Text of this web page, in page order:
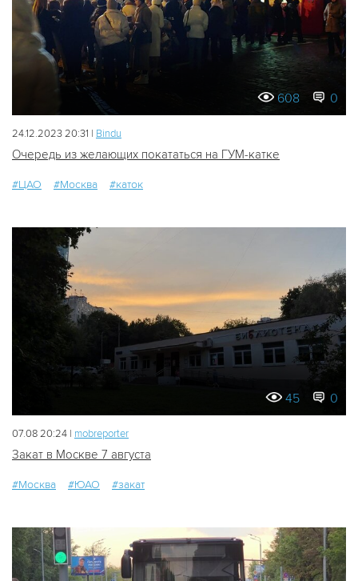
608 0
24.12.2023 20:31 | Bindu
Очередь из желающих покататься на ГУМ-катке
#ЦАО #Москва #каток
45 0
07.08 20:24 | mobreporter
Закат в Москве 7 августа
#Москва #ЮАО #закат